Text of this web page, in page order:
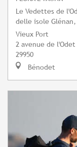
Le Vedettes de
delle isole
Vieux Port
2 avenue de l'Odet
29950
Bénodet